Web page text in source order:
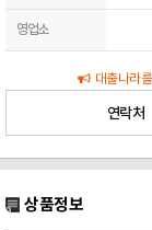
영업소
대출나라
연락처
상품정보